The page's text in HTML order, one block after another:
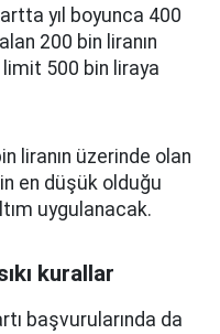
yıl boyunca 400
200 bin liranın
500 bin liraya
liranın üzerinde olan
en düşük olduğu
uygulanacak.
kurallar
başvurularında da